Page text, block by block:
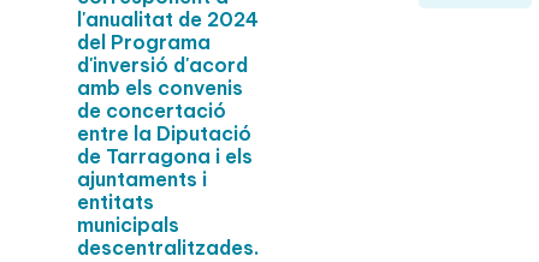
l'anualitat de 2024
del Programa
d'inversió d'acord
amb els convenis
de concertació
entre la Diputació
de Tarragona i els
ajuntaments i
entitats
municipals
descentralitzades.